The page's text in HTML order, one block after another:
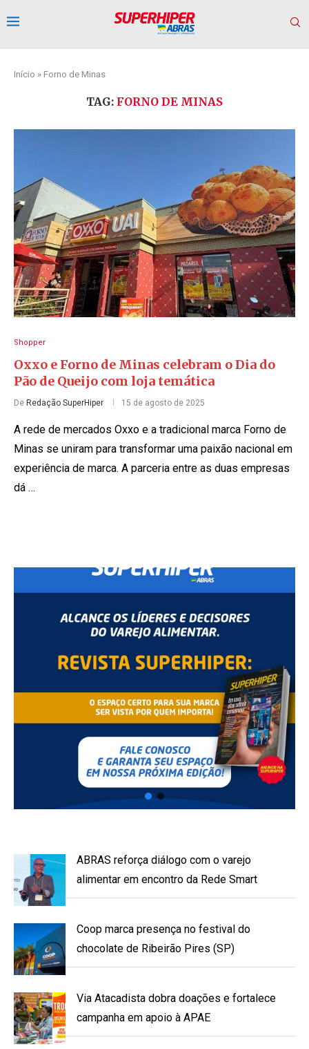
Início » Forno de Minas
TAG: FORNO DE MINAS
Shopper
Oxxo e Forno de Minas celebram o Dia do
Pão de Queijo com loja temática
De Redação SuperHiper 15 de agosto de 2025
A rede de mercados Oxxo e a tradicional marca Forno de
Minas se uniram para transformar uma paixão nacional em
experiência de marca. A parceria entre as duas empresas
dá …
ABRAS reforça diálogo com o varejo
alimentar em encontro da Rede Smart
Coop marca presença no festival do
chocolate de Ribeirão Pires (SP)
Via Atacadista dobra doações e fortalece
campanha em apoio à APAE